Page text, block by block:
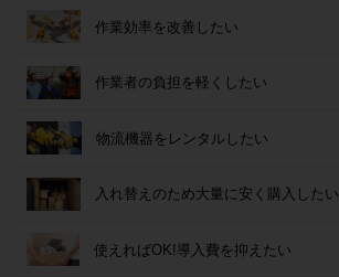
作業効率を改善したい
作業者の負担を軽くしたい
物流機器をレンタルしたい
入れ替えのため大量に安く購入したい
使えればOK!導入費を抑えたい